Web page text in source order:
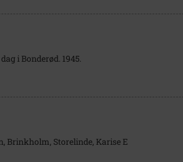
i Bonderød. 1945.
Brinkholm, Storelinde, Karise E